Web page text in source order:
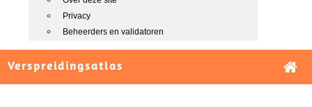
Privacy
Beheerders en validatoren
Verspreidingsatlas